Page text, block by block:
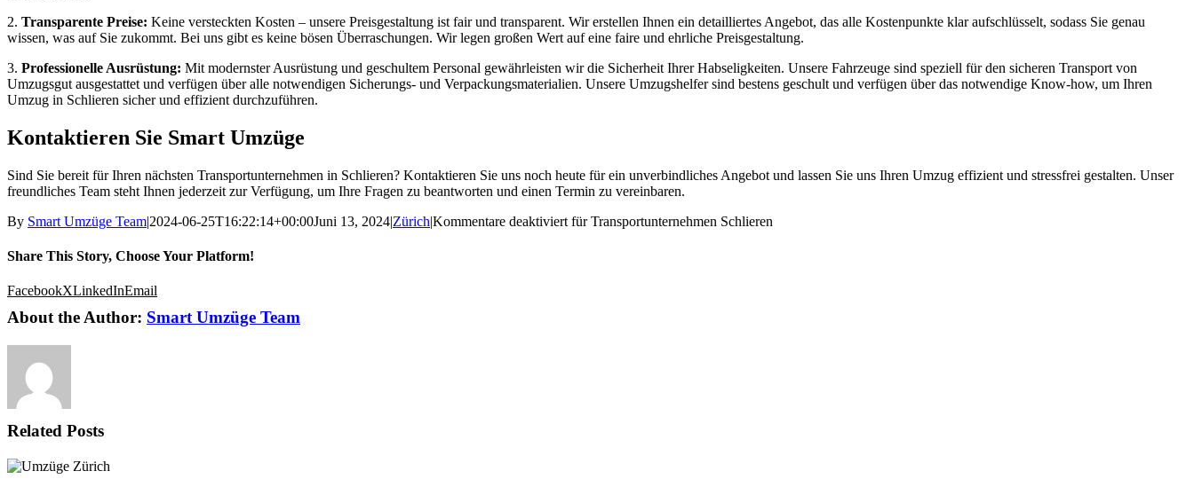
2. Transparente Preise: Keine versteckten Kosten – unsere Preisgestaltung ist fair und transparent. Wir erstellen Ihnen ein detailliertes Angebot, das alle Kostenpunkte klar aufschlüsselt, sodass Sie genau
wissen, was auf Sie zukommt. Bei uns gibt es keine bösen Überraschungen. Wir legen großen Wert auf eine faire und ehrliche Preisgestaltung.
3. Professionelle Ausrüstung: Mit modernster Ausrüstung und geschultem Personal gewährleisten wir die Sicherheit Ihrer Habseligkeiten. Unsere Fahrzeuge sind speziell für den sicheren Transport von
Umzugsgut ausgestattet und verfügen über alle notwendigen Sicherungs- und Verpackungsmaterialien. Unsere Umzugshelfer sind bestens geschult und verfügen über das notwendige Know-how, um Ihren
Umzug in Schlieren sicher und effizient durchzuführen.
Kontaktieren Sie Smart Umzüge
Sind Sie bereit für Ihren nächsten Transportunternehmen in Schlieren? Kontaktieren Sie uns noch heute für ein unverbindliches Angebot und lassen Sie uns Ihren Umzug effizient und stressfrei gestalten. Unser
freundliches Team steht Ihnen jederzeit zur Verfügung, um Ihre Fragen zu beantworten und einen Termin zu vereinbaren.
By Smart Umzüge Team|2024-06-25T16:22:14+00:00Juni 13, 2024|Zürich|Kommentare deaktiviert für Transportunternehmen Schlieren
Share This Story, Choose Your Platform!
FacebookXLinkedInEmail
About the Author: Smart Umzüge Team
Related Posts